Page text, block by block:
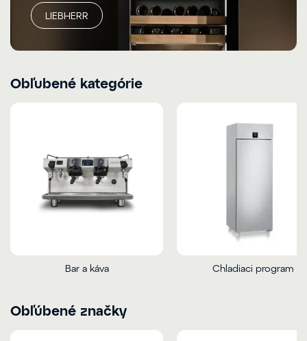
LIEBHERR
Obľubené kategórie
Bar a káva Chladiaci program
Obľúbené značky